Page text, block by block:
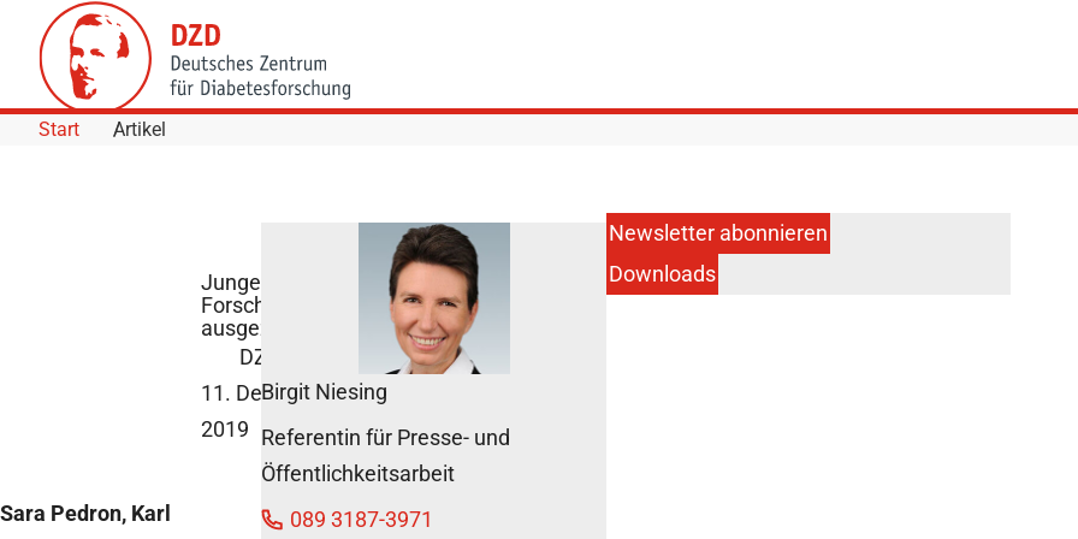
Skip to Content
Start Artikel
Junge DZD-
Forschende
ausgezeichnet
DZD News
11. Dezember
2019
Sara Pedron, Karl
Birgit Niesing
Referentin für Presse- und
Öffentlichkeitsarbeit
089 3187-3971
Newsletter abonnieren
Downloads